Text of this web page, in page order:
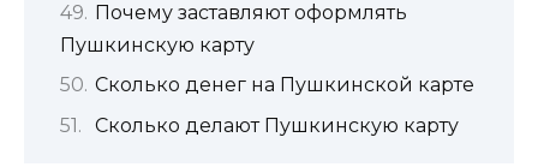
Почему заставляют оформлять
Пушкинскую карту
Сколько денег на Пушкинской карте
Сколько делают Пушкинскую карту